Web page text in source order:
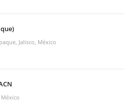
Jalisco, México
México